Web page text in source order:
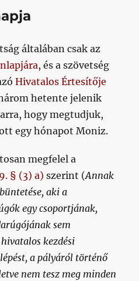
általában csak az
, és a szövetség
Hivatalos Értesítője
hetente jelenik
hogy megtudjuk,
egy hónapot Moniz.
megfelel a
§ (3) a) szerint (Annak
aki a
egy csoportjának,
sem
kezdési
a pályáról történő
nem tesz meg minden